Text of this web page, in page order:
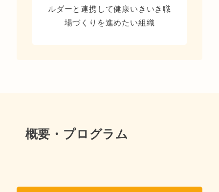
ルダーと連携して健康いきいき職
場づくりを進めたい組織
概要・プログラム